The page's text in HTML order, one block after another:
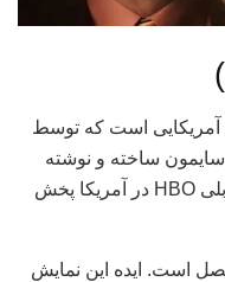
آمریکایی است که توسط
ساخته و نوشته
شده است. این سریال توسط شبکه کابلی HBO در آمریکا پخش
در پنج فصل است. ایده این نمایش